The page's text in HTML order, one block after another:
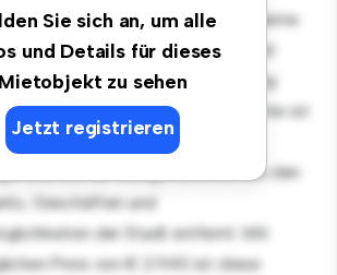
Sie sich an, um alle
und Details für dieses
Mietobjekt zu sehen
Jetzt registrieren
Kreuzberg! Diese moderne
bietet einen stilvollen und
Die offene Raumaufteilung
für Gäste, und die elegante Küche ist
Geräten ausgestattet. Dank der
sind Sie nur wenige Schritte von den
Geschäften und
der Stadt entfernt. Mit
Preis von € 2.940 ist diese